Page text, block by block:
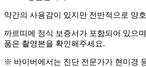
약간의 사용감이 있지만 전반적으로 양
까르띠에 정식 보증서가 포함되어 있으
품은 촬영본을 확인해주세요.
※ 바이버에서는 진단 전문가가 현미경